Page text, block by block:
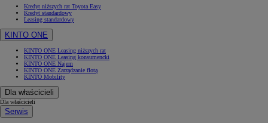
Kredyt niższych rat Toyota Easy
Kredyt standardowy
Leasing standardowy
KINTO ONE
KINTO ONE Leasing niższych rat
KINTO ONE Leasing konsumencki
KINTO ONE Najem
KINTO ONE Zarządzanie flotą
KINTO Mobility
Dla właścicieli
Dla właścicieli
Serwis